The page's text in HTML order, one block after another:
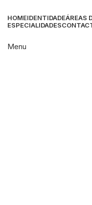
HOMEIDENTIDADEÁREAS
ESPECIALIDADES
Menu